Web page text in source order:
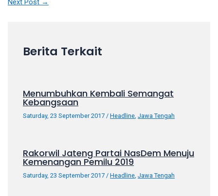
brunette,
transsexual
videos
sections
Next Post →
Berita Terkait
Menumbuhkan Kembali Semangat
Kebangsaan
Saturday, 23 September 2017/Headline,Jawa Tengah
Rakorwil Jateng Partai NasDem Menuju
Kemenangan Pemilu 2019
Saturday, 23 September 2017 /Headline ,Jawa Tengah